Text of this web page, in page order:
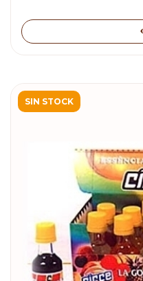
SIN STOCK